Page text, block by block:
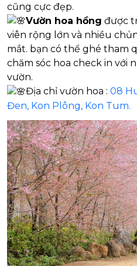
cũng cực đẹp.
Vườn hoa hồng được
viên rộng lớn và nhiều
mắt. bạn có thể ghé tham
chăm sóc hoa check in với
vườn.
Địa chỉ vườn hoa : 08
Đen, Kon Plông, Kon Tum.